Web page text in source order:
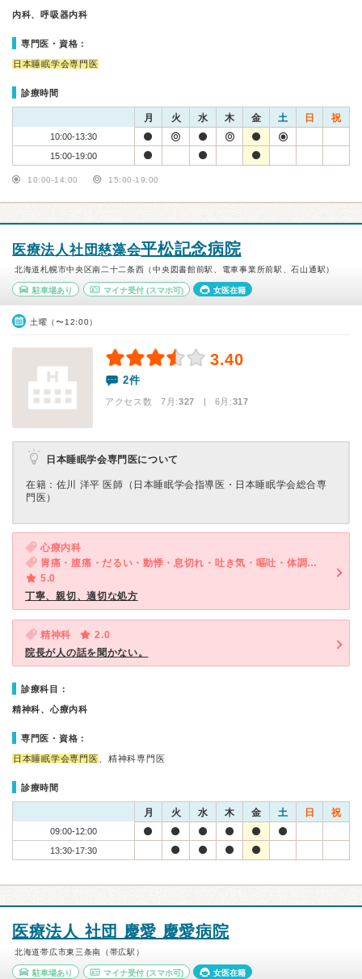
内科、呼吸器内科
専門医・資格：
日本睡眠学会専門医
診療時間
月 火 水 木 金 土 日 祝
10:00-13:30
15:00-19:00
10:00-14:00 15:00-19:00
医療法人社団慈藻会平松記念病院
北海道札幌市中央区南二十二条西（中央図書館前駅、電車事業所前駅、石山通駅）
駐車場あり マイナ受付(スマホ可) 女医在籍
土曜（〜12:00）
3.40
2件
アクセス数 7月:327 | 6月:317
日本睡眠学会専門医について
在籍：佐川 洋平 医師（日本睡眠学会指導医・日本睡眠学会総合専
門医）
心療内科
胃痛・腹痛・だるい・動悸・息切れ・吐き気・嘔吐・体調不良・慢性の下痢・気が滅入る・不安・ストレス
5.0
丁寧、親切、適切な処方
精神科
2.0
院長が人の話を聞かない。
診療科目：
精神科、心療内科
専門医・資格：
日本睡眠学会専門医 、精神科専門医
診療時間
月 火 水 木 金 土 日 祝
09:00-12:00
13:30-17:30
医療法人 社団 慶愛 慶愛病院
北海道帯広市東三条南（帯広駅）
駐車場あり マイナ受付(スマホ可) 女医在籍